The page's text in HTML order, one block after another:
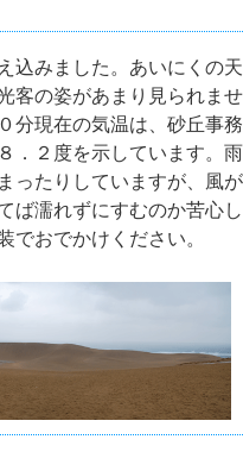
込みました。あいにくの天
客の姿があまり見られませ
分現在の気温は、砂丘事務
．２度を示しています。雨
ったりしていますが、風が
ば濡れずにすむのか苦心し
でおでかけください。